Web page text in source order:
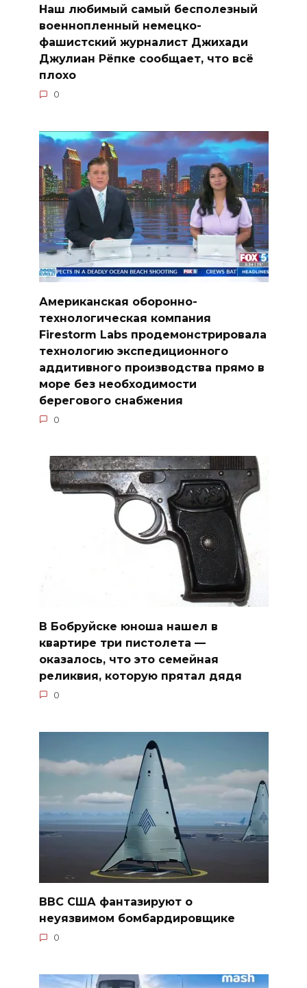
Наш любимый самый бесполезный
военнопленный немецко-
фашистский журналист Джихади
Джулиан Рёпке сообщает, что всё
плохо
0
Американская оборонно-
технологическая компания
Firestorm Labs продемонстрировала
технологию экспедиционного
аддитивного производства прямо в
море без необходимости
берегового снабжения
0
В Бобруйске юноша нашел в
квартире три пистолета —
оказалось, что это семейная
реликвия, которую прятал дядя
0
ВВС США фантазируют о
неуязвимом бомбардировщике
0